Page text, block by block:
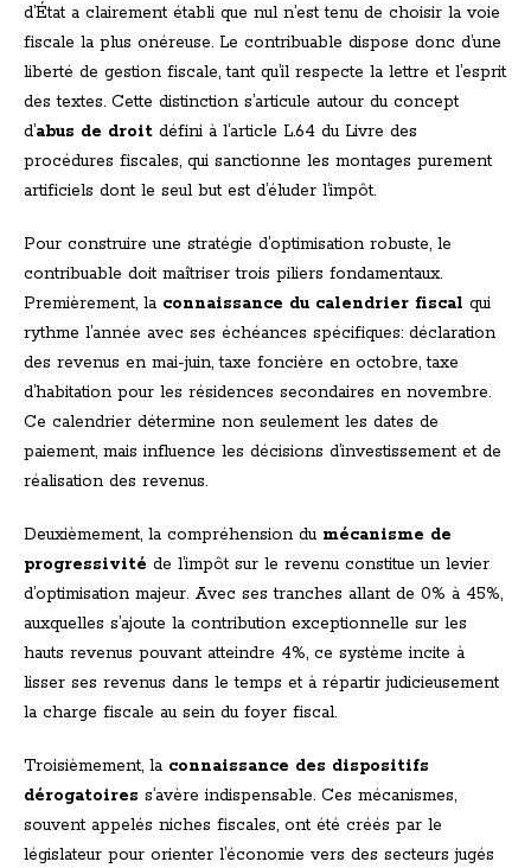
d’État a clairement établi que nul n’est tenu de choisir la voie
fiscale la plus onéreuse. Le contribuable dispose donc d’une
liberté de gestion fiscale, tant qu’il respecte la lettre et l’esprit
des textes. Cette distinction s’articule autour du concept
d’abus de droit défini à l’article L.64 du Livre des
procédures fiscales, qui sanctionne les montages purement
artificiels dont le seul but est d’éluder l’impôt.
Pour construire une stratégie d’optimisation robuste, le
contribuable doit maîtriser trois piliers fondamentaux.
Premièrement, la connaissance du calendrier fiscal qui
rythme l’année avec ses échéances spécifiques: déclaration
des revenus en mai-juin, taxe foncière en octobre, taxe
d’habitation pour les résidences secondaires en novembre.
Ce calendrier détermine non seulement les dates de
paiement, mais influence les décisions d’investissement et de
réalisation des revenus.
Deuxièmement, la compréhension du mécanisme de
progressivité de l’impôt sur le revenu constitue un levier
d’optimisation majeur. Avec ses tranches allant de 0% à 45%,
auxquelles s’ajoute la contribution exceptionnelle sur les
hauts revenus pouvant atteindre 4%, ce système incite à
lisser ses revenus dans le temps et à répartir judicieusement
la charge fiscale au sein du foyer fiscal.
Troisièmement, la connaissance des dispositifs
dérogatoires s’avère indispensable. Ces mécanismes,
souvent appelés niches fiscales, ont été créés par le
législateur pour orienter l’économie vers des secteurs jugés